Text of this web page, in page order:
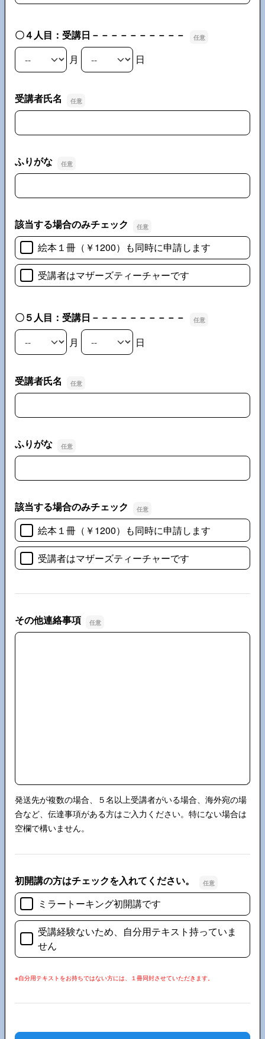
〇４人目：受講日－－－－－－－－－－
〇４人目：受講日－－－－－－－－－－の月
月
〇４人目：受講日－－－－－－－－－－の日
日
受講者氏名
受講者氏名
ふりがな
ふりがな
該当する場合のみチェック
絵本１冊（￥1200）も同時に申請します
受講者はマザーズティーチャーです
〇５人目：受講日－－－－－－－－－－
〇５人目：受講日－－－－－－－－－－の月
月
〇５人目：受講日－－－－－－－－－－の日
日
受講者氏名
受講者氏名
ふりがな
ふりがな
該当する場合のみチェック
絵本１冊（￥1200）も同時に申請します
受講者はマザーズティーチャーです
その他連絡事項
その他連絡事項
発送先が複数の場合、５名以上受講者がいる場合、海外宛の場
合など、伝達事項がある方はご入力ください。特にない場合は
空欄で構いません。
初開講の方はチェックを入れてください。
ミラートーキング初開講です
受講経験ないため、自分用テキスト持っていま
せん
※自分用テキストをお持ちではない方には、１冊同封させていただきます。